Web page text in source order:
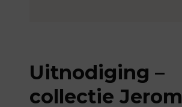
Uitnodiging –
collectie Jerom